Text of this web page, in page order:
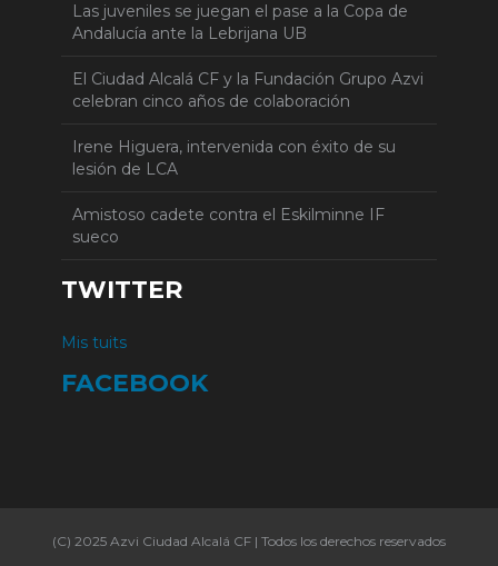
Las juveniles se juegan el pase a la Copa de
Andalucía ante la Lebrijana UB
El Ciudad Alcalá CF y la Fundación Grupo Azvi
celebran cinco años de colaboración
Irene Higuera, intervenida con éxito de su
lesión de LCA
Amistoso cadete contra el Eskilminne IF
sueco
TWITTER
Mis tuits
FACEBOOK
(C) 2025 Azvi Ciudad Alcalá CF | Todos los derechos reservados